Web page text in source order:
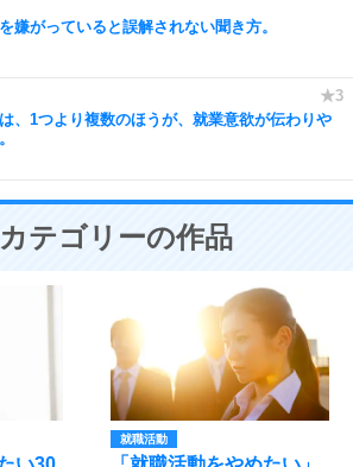
嫌がっていると誤解されない聞き方。
、1つより複数のほうが、就業意欲が伝わりや
テゴリーの作品
就職活動